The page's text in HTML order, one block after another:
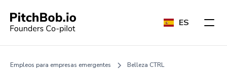
ES
Empleos para empresas emergentes Belleza CTRL